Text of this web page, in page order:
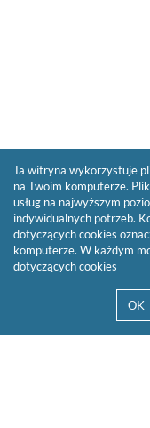
Ta witryna wykorzystuje
na Twoim komputerze.
usług na najwyższym
indywidualnych potrzeb.
dotyczących cookies
komputerze. W każdym
dotyczących cookies